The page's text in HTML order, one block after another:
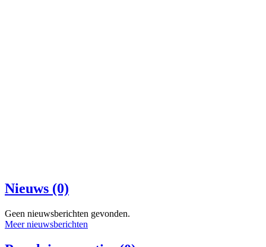
Nieuws (0)
Geen nieuwsberichten gevonden.
Meer nieuwsberichten